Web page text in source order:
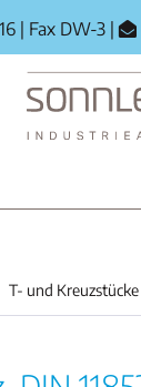
Fax DW-3
T- und Kreuzstücke